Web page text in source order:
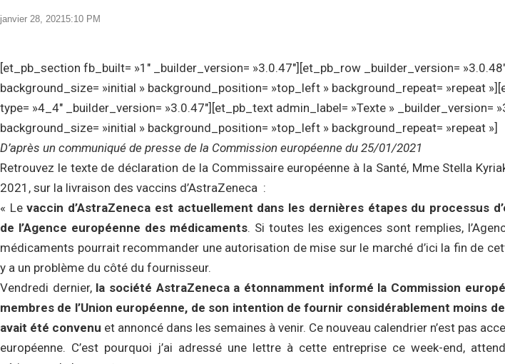
janvier 28, 20215:10 PM
[et_pb_section fb_built= »1″ _builder_version= »3.0.47″][et_pb_row _builder_version=
background_size= »initial » background_position= »top_left » background_repeat= »repeat
type= »4_4″ _builder_version= »3.0.47″][et_pb_text admin_label= »Texte » _builder_version=
background_size= »initial » background_position= »top_left » background_repeat= »repeat »]
D’après un communiqué de presse de la Commission européenne du 25/01/2021
Retrouvez le texte de déclaration de la Commissaire européenne à la Santé, Mme Stella
2021, sur la livraison des vaccins d’AstraZeneca :
« Levaccin d’AstraZeneca est actuellement dans les dernières étapes du processus
de l’Agence européenne des médicaments. Si toutes les exigences sont remplies,
médicaments pourrait recommander une autorisation de mise sur le marché d’ici la fin de
y a un problème du côté du fournisseur.
Vendredi dernier, la société AstraZeneca a étonnamment informé la Commission
membres de l’Union européenne, de son intention de fournir considérablement moins
avait été convenu et annoncé dans les semaines à venir. Ce nouveau calendrier n’est pas
européenne. C’est pourquoi j’ai adressé une lettre à cette entreprise ce week-end,